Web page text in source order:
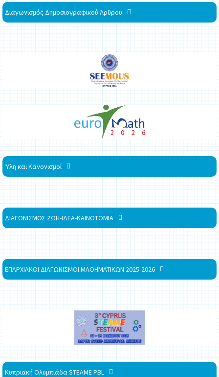
Διαγωνισμός Δημοσιογραφικού Άρθρου
Ύλη και Κανονισμοί
ΔΙΑΓΩΝΙΣΜΟΣ ΖΩΗ-ΙΔΕΑ-ΚΑΙΝΟΤΟΜΙΑ
ΕΠΑΡΧΙΑΚΟΙ ΔΙΑΓΩΝΙΣΜΟΙ ΜΑΘΗΜΑΤΙΚΩΝ 2025-2026
Κυπριακή Ολυμπιάδα STEAME PBL